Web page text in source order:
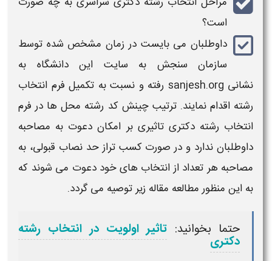
است؟
داوطلبان می بایست در زمان مشخص شده توسط
سازمان سنجش به سایت این دانشگاه به
نشانی sanjesh.org رفته و نسبت به تکمیل فرم انتخاب
رشتهاقدام نمایند. ترتیب چینش کد رشته محل ها در فرم
انتخاب رشته دکتریتاثیری بر امکان دعوت به مصاحبه
داوطلبان ندارد و در صورت کسب تراز حد نصاب قبولی، به
مصاحبه هر تعداد ازانتخاب های خود دعوت می شوند که
به این منظور مطالعه مقاله زیر توصیه می گردد.
حتما بخوانید: تاثیر اولویت در انتخاب رشته
دکتری